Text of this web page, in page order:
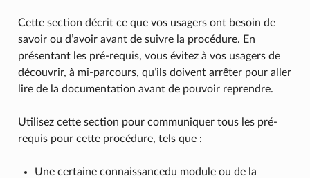
Cette section décrit ce que vos usagers ont besoin de
savoir ou d’avoir avant de suivre la procédure. En
présentant les pré-requis, vous évitez à vos usagers de
découvrir, à mi-parcours, qu’ils doivent arrêter pour aller
lire de la documentation avant de pouvoir reprendre.
Utilisez cette section pour communiquer tous les pré-
requis pour cette procédure, tels que :
Une certaine connaissancedu module ou de la